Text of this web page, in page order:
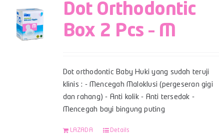
Dot Orthodontic
Box 2 Pcs – M
Dot orthodontic Baby Huki yang sudah teruji
klinis : - Mencegah Maloklusi (pergeseran gigi
dan rahang) - Anti kolik - Anti tersedak -
Mencegah bayi bingung puting
LAZADA Details